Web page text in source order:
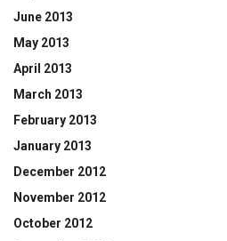
June 2013
May 2013
April 2013
March 2013
February 2013
January 2013
December 2012
November 2012
October 2012